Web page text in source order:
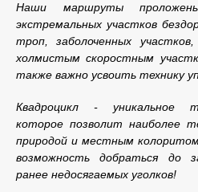
Наши маршруты
экстремальных участков
троп, заболоченных
холмистым скоростным
также важно усвоить технику
Квадроцикл - уникальное
которое позволит наиболее
природой и местным
возможность добраться до
ранее недосягаемых уголков!